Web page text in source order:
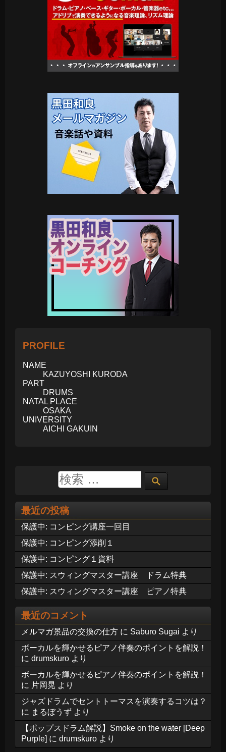
PROFILE
NAME
KAZUYOSHI KURODA
PART
DRUMS
NATAL PLACE
OSAKA
UNIVERSITY
AICHI GAKUIN
最近の投稿
保護中: コンピング講座一回目
保護中: コンピング添削１
保護中: コンピング１資料
保護中: スウィングマスター講座 ドラム特典
保護中: スウィングマスター講座 ピアノ特典
最近のコメント
メルマガ景品の交換の仕方 に Saburo Sugai より
ボーカルを輝かせるピアノ伴奏のポイントを解説！
に drumskuro より
ボーカルを輝かせるピアノ伴奏のポイントを解説！
に 片岡晃 より
ジャズドラムでセントトーマスを演奏するコツは？
に まるぼうず より
【ポップスドラム解説】Smoke on the water [Deep
Purple] に drumskuro より